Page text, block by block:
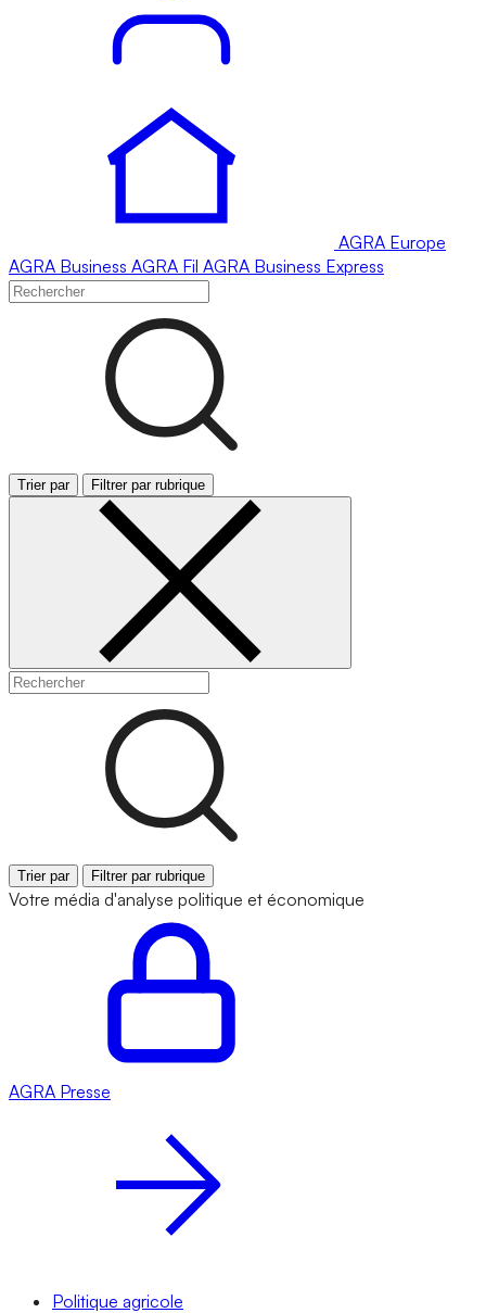
AGRA Europe
AGRA Business AGRA Fil AGRA Business Express
Trier par Filtrer par rubrique
Trier par Filtrer par rubrique
Votre média d'analyse politique et économique
AGRA Presse
Politique agricole